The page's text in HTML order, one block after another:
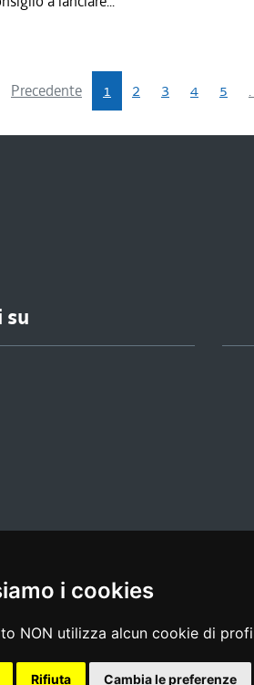
i cookies
NON utilizza alcun cookie di
Rifiuta Cambia le preferenze
Precedente 1 2 3 4 5
su
media policy | dichiarazione di